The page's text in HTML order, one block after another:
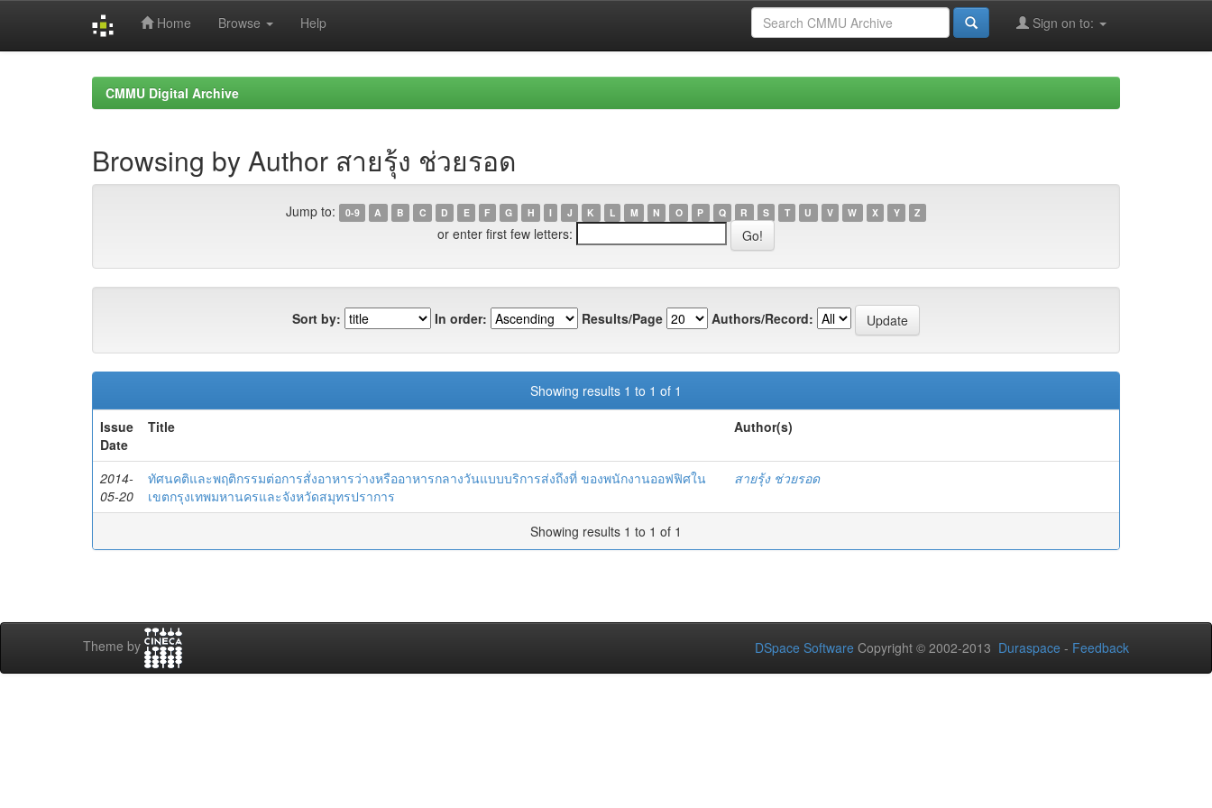
Home Browse Help Sign on to:
CMMU Digital Archive
Browsing by Author สายรุ้ง ช่วยรอด
Jump to: 0-9 A B C D E F G H I J K L M N O P Q R S T U V W X Y Z
or enter first few letters:
Sort by: In order: Results/Page Authors/Record:
Showing results 1 to 1 of 1
Issue
Date
Title Author(s)
2014-
05-20
ทัศนคติและพฤติกรรมต่อการสั่งอาหารว่างหรืออาหารกลางวันแบบบริการส่งถึงที่ ของพนักงานออฟฟิศใน
เขตกรุงเทพมหานครและจังหวัดสมุทรปราการ
สายรุ้ง ช่วยรอด
Showing results 1 to 1 of 1
Theme by DSpace Software Copyright © 2002-2013 Duraspace - Feedback